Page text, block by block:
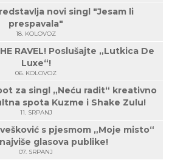
novi singl "Jesam li
prespavala"
18. KOLOVOZ
RAVEL! Poslušajte „Lutkica De
Luxe“!
06. KOLOVOZ
za singl „Neću radit“ kreativno
spota Kuzme i Shake Zulu!
11. SRPANJ
s pjesmom „Moje misto“
glasova publike!
07. SRPANJ